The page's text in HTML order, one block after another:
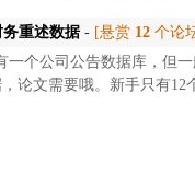
重述数据- [悬赏 12 个论
一个公司公告数据库，但
论文需要哦。新手只有